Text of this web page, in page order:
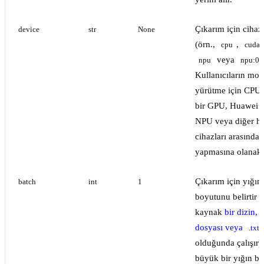
device str None
Çıkarım için
(örn.,
cpu ,
npu
veya npu:0
Kullanıcıların
yürütme için
bir GPU, Huawei
NPU veya diğer
cihazları
yapmasına olanak
batch int 1
Çıkarım için yığın
boyutunu belirtir
kaynak bir dizin,
dosyası veya
.txt
olduğunda
büyük bir yığın